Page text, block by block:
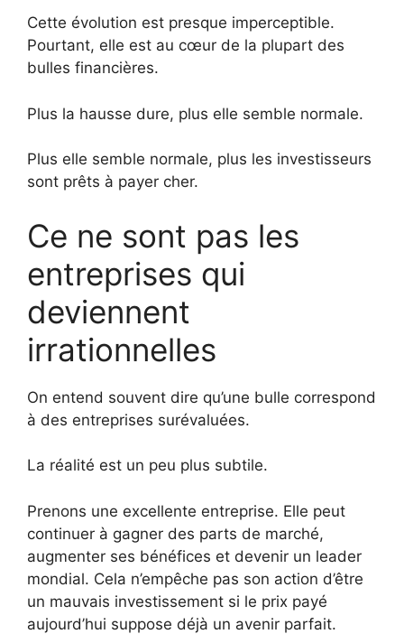
Cette évolution est presque imperceptible.
Pourtant, elle est au cœur de la plupart des
bulles financières.
Plus la hausse dure, plus elle semble normale.
Plus elle semble normale, plus les investisseurs
sont prêts à payer cher.
Ce ne sont pas les
entreprises qui
deviennent
irrationnelles
On entend souvent dire qu’une bulle correspond
à des entreprises surévaluées.
La réalité est un peu plus subtile.
Prenons une excellente entreprise. Elle peut
continuer à gagner des parts de marché,
augmenter ses bénéfices et devenir un leader
mondial. Cela n’empêche pas son action d’être
un mauvais investissement si le prix payé
aujourd’hui suppose déjà un avenir parfait.